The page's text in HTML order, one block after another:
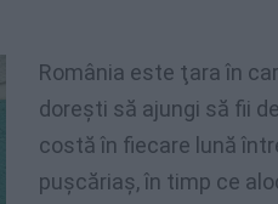
România este ţara în
doreşti să ajungi să fii
costă în fiecare lună
puşcăriaş, în timp ce